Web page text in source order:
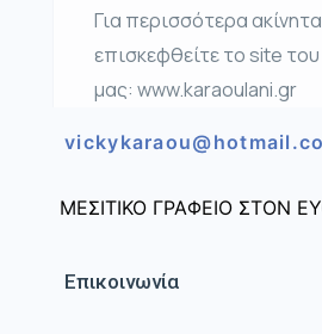
Για περισσότερα ακίνητα
επισκεφθείτε το site
μας: www.karaoulani.gr
ΜΕΣΙΤΙΚΟ ΓΡΑΦΕΙΟ ΣΤΟΝ
Επικοινωνία